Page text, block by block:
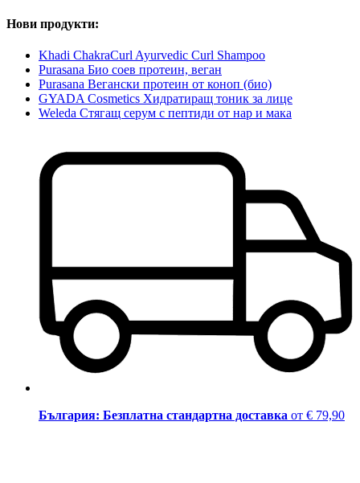
Нови продукти:
Khadi ChakraCurl Ayurvedic Curl Shampoo
Purasana Био соев протеин, веган
Purasana Вегански протеин от коноп (био)
GYADA Cosmetics Хидратиращ тоник за лице
Weleda Стягащ серум с пептиди от нар и мака
България: Безплатна стандартна доставка от € 79,90